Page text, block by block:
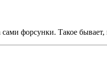
сами форсунки. Такое